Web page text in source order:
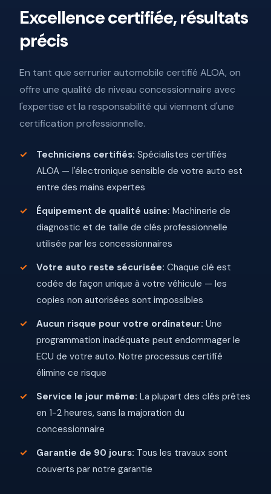
Excellence certifiée, résultats
précis
En tant que serrurier automobile certifié ALOA, on
offre une qualité de niveau concessionnaire avec
l'expertise et la responsabilité qui viennent d'une
certification professionnelle.
Techniciens certifiés: Spécialistes certifiés
ALOA — l'électronique sensible de votre auto est
entre des mains expertes
Équipement de qualité usine: Machinerie de
diagnostic et de taille de clés professionnelle
utilisée par les concessionnaires
Votre auto reste sécurisée: Chaque clé est
codée de façon unique à votre véhicule — les
copies non autorisées sont impossibles
Aucun risque pour votre ordinateur: Une
programmation inadéquate peut endommager le
ECU de votre auto. Notre processus certifié
élimine ce risque
Service le jour même: La plupart des clés prêtes
en 1-2 heures, sans la majoration du
concessionnaire
Garantie de 90 jours: Tous les travaux sont
couverts par notre garantie